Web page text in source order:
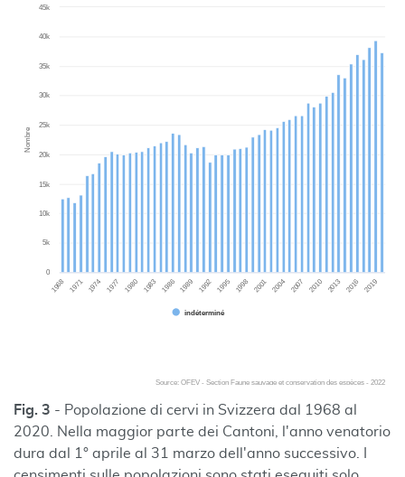
Fig. 3 - Popolazione di cervi in Svizzera dal 1968 al
2020. Nella maggior parte dei Cantoni, l'anno venatorio
dura dal 1° aprile al 31 marzo dell'anno successivo. I